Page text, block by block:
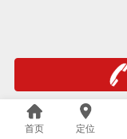
首页 定位